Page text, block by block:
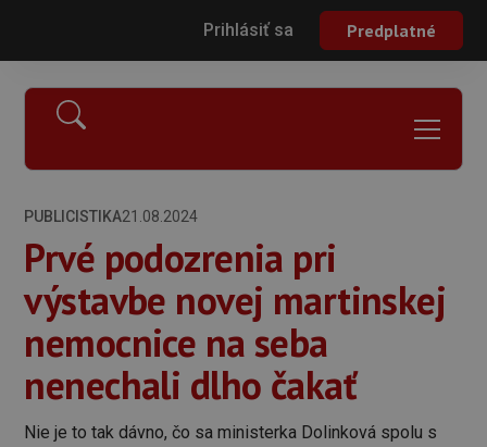
Prihlásiť sa Predplatné
PUBLICISTIKA21.08.2024
Prvé podozrenia pri
výstavbe novej martinskej
nemocnice na seba
nenechali dlho čakať
Nie je to tak dávno, čo sa ministerka Dolinková spolu s